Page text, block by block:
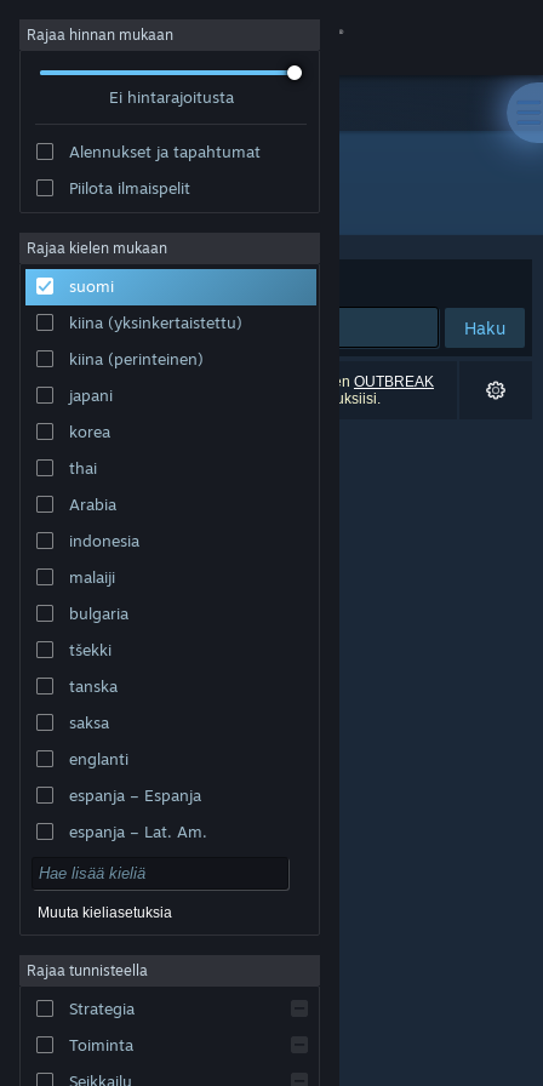
Kirjaudu sisään
Tietoa
Tuki
Vaihda kieli
Hanki Steam-mobiilisovellus
Näytä työpöytäsivusto
© Valve Corporation. Kaikki oikeudet pidätetään. Kaikki
Yhdysvalloissa ja kaikkialla maailmassa.
Helppokäyttötoiminnot
Hyvitykset|Evästeet
Rajaa hinnan mukaan
Ei hintarajoitusta
Alennukset ja tapahtumat
Piilota ilmaispelit
Rajaa kielen mukaan
suomi
kiina (yksinkertaistettu)
kiina (perinteinen)
japani
korea
thai
Arabia
indonesia
malaiji
bulgaria
tšekki
tanska
saksa
englanti
espanja – Espanja
espanja – Lat. Am.
Muuta kieliasetuksia
Rajaa tunnisteella
Strategia
Toiminta
Seikkailu
"OUTBREAK FALL: BIOHAZARD"
Järjestelyperuste
Haku
0 tulosta vastaa hakuasi. Yksi peli (mukaan lukien OUTBREAK
FALL: BIOHAZARD
) on poistettu perustuen asetuksiisi.